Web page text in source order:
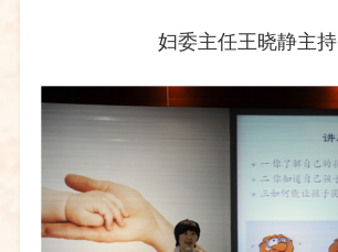
妇委主任王晓静主持